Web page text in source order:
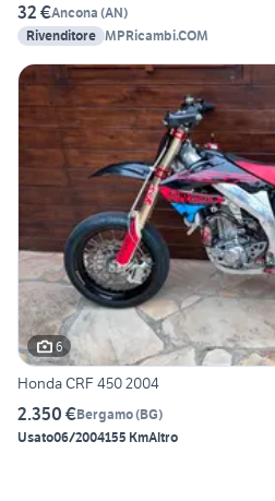
32 €Ancona (AN)
Rivenditore MPRicambi.COM
6
Honda CRF 450 2004
2.350 €Bergamo(BG)
Usato06/2004155 KmAltro